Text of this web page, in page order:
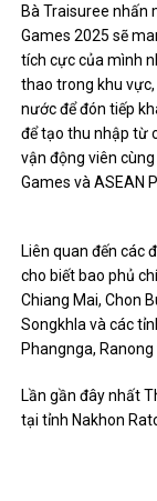
Bà Traisuree nhấn
Games 2025 sẽ
tích cực của mình
thao trong khu
nước để đón tiếp
để tạo thu nhập từ
vận động viên
Games và ASEAN
Liên quan đến các
cho biết bao phủ
Chiang Mai, Chon
Songkhla và các
Phangnga, Ranong
Lần gần đây nhất
tại tỉnh Nakhon